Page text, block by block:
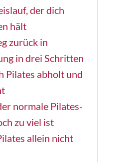
der dich
hält
zurück in
in drei Schritten
Pilates abholt und
normale Pilates-
zu viel ist
allein nicht